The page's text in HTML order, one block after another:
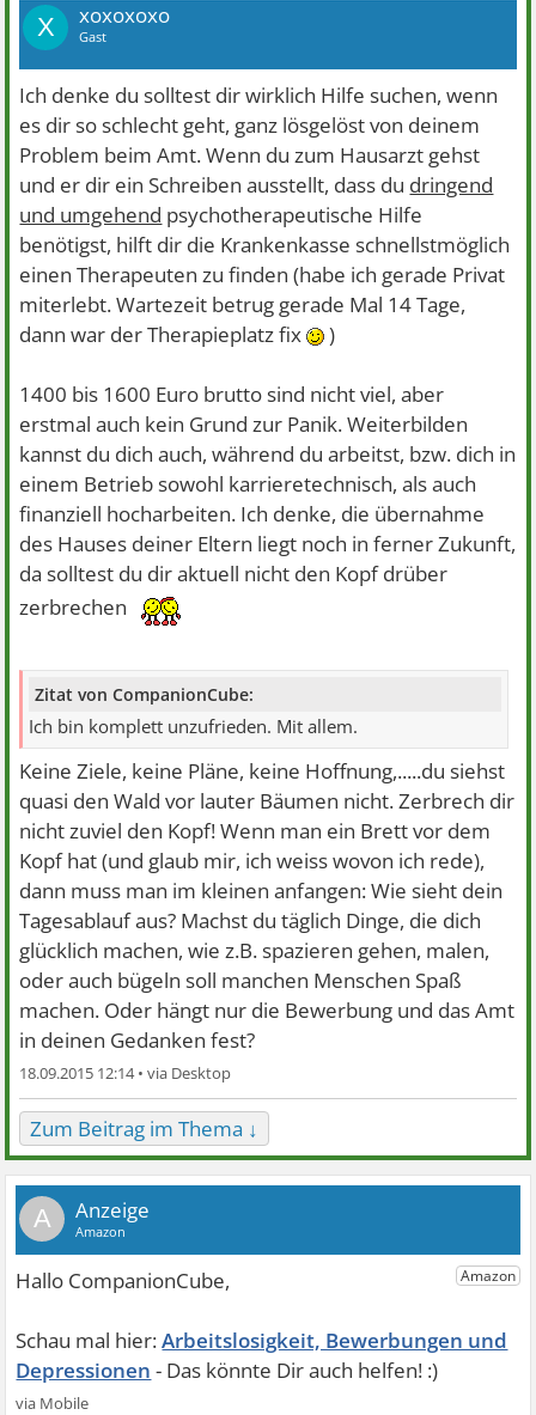
X xoxoxoxo
Gast
Ich denke du solltest dir wirklich Hilfe suchen, wenn
es dir so schlecht geht, ganz lösgelöst von deinem
Problem beim Amt. Wenn du zum Hausarzt gehst
und er dir ein Schreiben ausstellt, dass du dringend
und umgehend psychotherapeutische Hilfe
benötigst, hilft dir die Krankenkasse schnellstmöglich
einen Therapeuten zu finden (habe ich gerade Privat
miterlebt. Wartezeit betrug gerade Mal 14 Tage,
dann war der Therapieplatz fix
)
1400 bis 1600 Euro brutto sind nicht viel, aber
erstmal auch kein Grund zur Panik. Weiterbilden
kannst du dich auch, während du arbeitst, bzw. dich in
einem Betrieb sowohl karrieretechnisch, als auch
finanziell hocharbeiten. Ich denke, die übernahme
des Hauses deiner Eltern liegt noch in ferner Zukunft,
da solltest du dir aktuell nicht den Kopf drüber
zerbrechen
Zitat von CompanionCube:
Ich bin komplett unzufrieden. Mit allem.
Keine Ziele, keine Pläne, keine Hoffnung,.....du siehst
quasi den Wald vor lauter Bäumen nicht. Zerbrech dir
nicht zuviel den Kopf! Wenn man ein Brett vor dem
Kopf hat (und glaub mir, ich weiss wovon ich rede),
dann muss man im kleinen anfangen: Wie sieht dein
Tagesablauf aus? Machst du täglich Dinge, die dich
glücklich machen, wie z.B. spazieren gehen, malen,
oder auch bügeln soll manchen Menschen Spaß
machen. Oder hängt nur die Bewerbung und das Amt
in deinen Gedanken fest?
18.09.2015 12:14 •
Zum Beitrag im Thema ↓
A
Arbeitslosigkeit, Bewerbungen und
Depressionen